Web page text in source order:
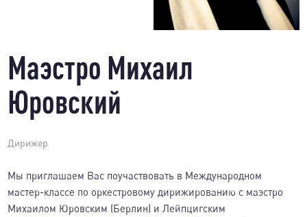
Маэстро Михаил
Юровский
Дирижер
Мы приглашаем Вас поучаствовать в Международном
мастер-классе по оркестровому дирижированию с маэстро
Михаилом Юровским (Берлин) и Лейпцигским